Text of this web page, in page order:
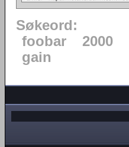
Søkeord:
foobar
2000
gain